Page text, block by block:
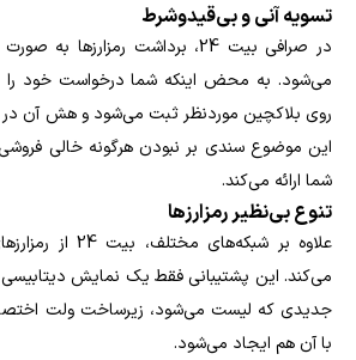
تسویه آنی و بی‌قیدوشرط
در صرافی بیت 24، برداشت رمزارزها
می‌شود. به محض اینکه شما درخواست خود را
روی بلاکچین موردنظر ثبت می‌شود و هش آن در
شما ارائه می‌کند.
تنوع بی‌نظیر رمزارزها
علاوه بر شبکه‌های
می‌کند. این پشتیبانی فقط یک نمایش دیتابیسی
جدیدی که لیست می‌شود، زیرساخت ولت
با آن هم ایجاد می‌شود.